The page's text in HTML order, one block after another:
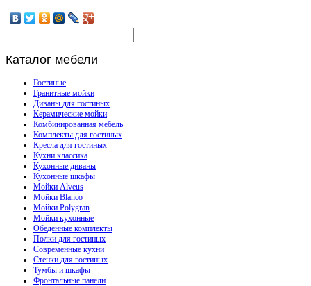
Каталог мебели
Гостиные
Гранитные мойки
Диваны для гостиных
Керамические мойки
Комбинированная мебель
Комплекты для гостиных
Кресла для гостиных
Кухни классика
Кухонные диваны
Кухонные шкафы
Мойки Alveus
Мойки Blanco
Мойки Polygran
Мойки кухонные
Обеденные комплекты
Полки для гостиных
Современные кухни
Стенки для гостиных
Тумбы и шкафы
Фронтальные панели